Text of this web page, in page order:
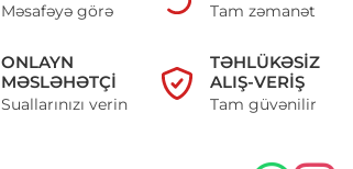
Məsafəyə görə Tam zəmanət
ONLAYN
MƏSLƏHƏTÇI
Suallarınızı verin
TƏHLÜKƏSIZ
ALIŞ-VERIŞ
Tam güvənilir